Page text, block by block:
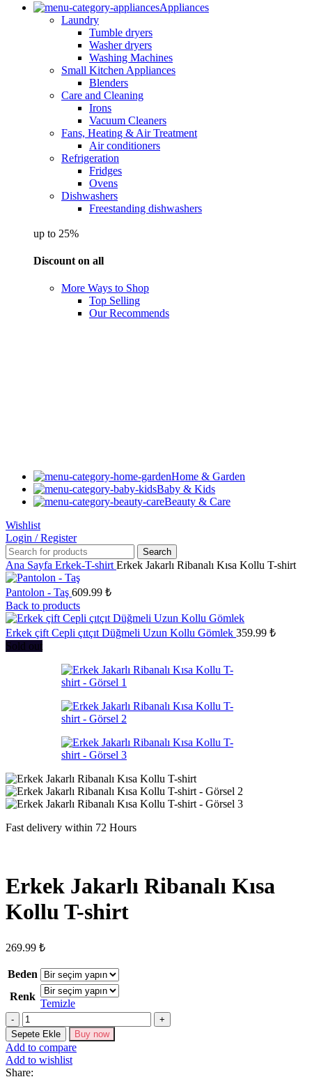
Appliances
Laundry
Tumble dryers
Washer dryers
Washing Machines
Small Kitchen Appliances
Blenders
Care and Cleaning
Irons
Vacuum Cleaners
Fans, Heating & Air Treatment
Air conditioners
Refrigeration
Fridges
Ovens
Dishwashers
Freestanding dishwashers
up to 25%
Discount on all
More Ways to Shop
Top Selling
Our Recommends
Home & Garden
Baby & Kids
Beauty & Care
Wishlist
Login / Register
Search
Ana Sayfa Erkek-T-shirt Erkek Jakarlı Ribanalı Kısa Kollu T-shirt
Pantolon - Taş 609.99 ₺
Back to products
Erkek çift Cepli çıtçıt Düğmeli Uzun Kollu Gömlek 359.99 ₺
Sold out
Fast delivery within 72 Hours
Erkek Jakarlı Ribanalı Kısa
Kollu T-shirt
269.99 ₺
Beden
Renk
Temizle
Erkek
Jakarlı
Ribanalı
Kısa
Kollu
Sepete Ekle Buy now
Add to compare
Add to wishlist
Share: